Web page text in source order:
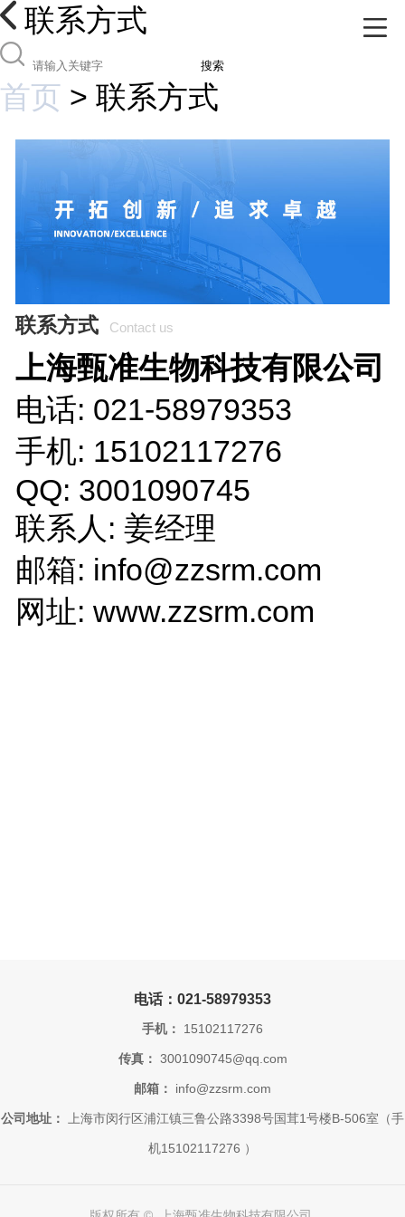
联系方式
搜索
首页 > 联系方式
联系方式 Contact us
上海甄准生物科技有限公司
电话: 021-58979353
手机: 15102117276
QQ: 3001090745
联系人: 姜经理
邮箱: info@zzsrm.com
网址: www.zzsrm.com
电话：021-58979353
手机： 15102117276
传真： 3001090745@qq.com
邮箱： info@zzsrm.com
公司地址： 上海市闵行区浦江镇三鲁公路3398号国茸1号楼B-506室（手
机15102117276 ）